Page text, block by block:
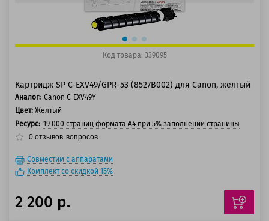
Код товара: 339095
Картридж SP C-EXV49/GPR-53 (8527B002) для Canon, желтый
Аналог: Canon C-EXV49Y
Цвет: Желтый
Ресурс: 19 000 страниц формата А4 при 5% заполнении страницы
0 отзывов вопросов
Совместим с аппаратами
Комплект со скидкой 15%
2 200 р.